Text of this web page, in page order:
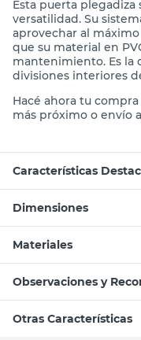
Esta puerta
versatilidad. Su
aprovechar al
que su material en
mantenimiento. Es la
divisiones interiores
Hacé ahora tu
más próximo o envío
Características
Dimensiones
Materiales
Observaciones y
Otras Características